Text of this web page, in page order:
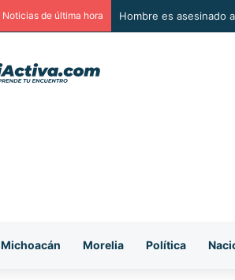
Noticias de última hora A Sumar en la
Michoacán Morelia Política